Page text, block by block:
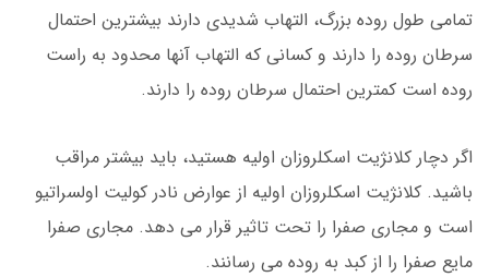
تمامی طول روده بزرگ، التهاب شدیدی دارند بیشترین احتمال
سرطان روده را دارند و کسانی که التهاب آنها محدود به راست
روده است کمترین احتمال سرطان روده را دارند.
اگر دچار کلانژیت اسکلروزان اولیه هستید، باید بیشتر مراقب
باشید. کلانژیت اسکلروزان اولیه از عوارض نادر کولیت اولسراتیو
است و مجاری صفرا را تحت تاثیر قرار می دهد. مجاری صفرا
مایع صفرا را از کبد به روده می رسانند.